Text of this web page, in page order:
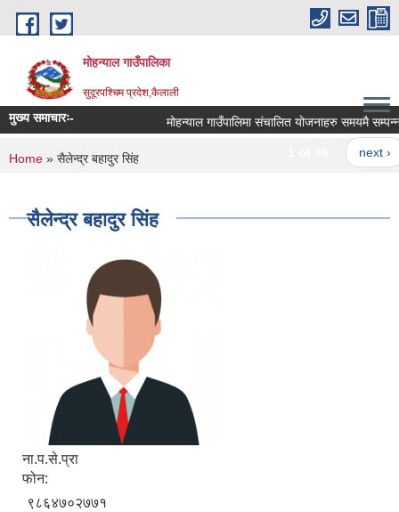
Skip to main content
मोहन्याल गाउँपालिका
सुदूरपश्चिम प्रदेश,कैलाली
मुख्य समाचारः- मोहन्याल गाउँपालिमा संचालित योजनाहरु समयमै
next ›
You are here
Home » सैलेन्द्र बहादुर सिंह
सैलेन्द्र बहादुर सिंह
ना.प.से.प्रा
फोन:
९८६४७०२७७१